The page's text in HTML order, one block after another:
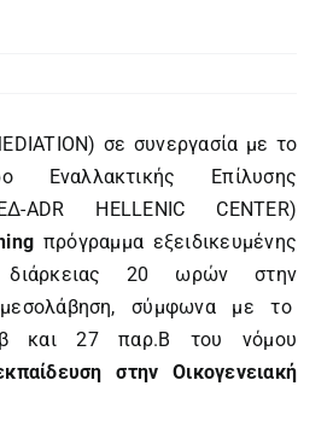
σε συνεργασία με το
Εναλλακτικής Επίλυσης
ADR HELLENIC CENTER)
πρόγραμμα εξειδικευμένης
διάρκειας 20 ωρών στην
σύμφωνα με το
και 27 παρ.Β του νόμου
στην Οικογενειακή